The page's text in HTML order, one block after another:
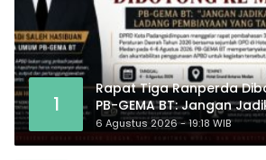
1
Rapat Tiga Ranperda
PB-GEMA BT: Jangan
Ladang Pembiayaan
6 Agustus 2026 - 19:18 WIB